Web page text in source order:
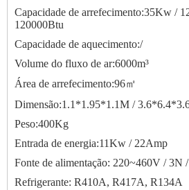
Capacidade de arrefecimento:35Kw /
120000Btu
Capacidade de aquecimento:/
Volume do fluxo de ar:6000m³
Área de arrefecimento:96㎡
Dimensão:1.1*1.95*1.1M /
Peso:400Kg
Entrada de energia:11Kw / 22Amp
Fonte de alimentação: 220~460V / 3N
Refrigerante: R410A, R417A, R134A